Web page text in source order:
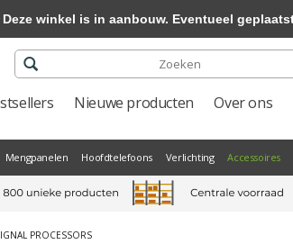
Nieuwe producten Over ons
Mengpanelen Hoofdtelefoons Verlichting Accessoires
PROCESSORS
winkel is in aanbouw. Eventueel